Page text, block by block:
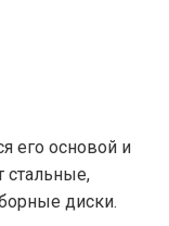
его основой и
стальные,
диски.